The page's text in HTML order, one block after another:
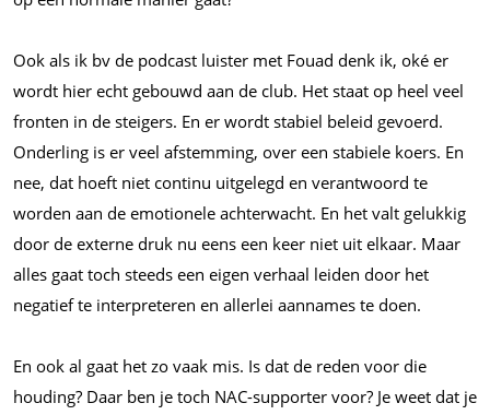
Ook als ik bv de podcast luister met Fouad denk ik, oké er
wordt hier echt gebouwd aan de club. Het staat op heel veel
fronten in de steigers. En er wordt stabiel beleid gevoerd.
Onderling is er veel afstemming, over een stabiele koers. En
nee, dat hoeft niet continu uitgelegd en verantwoord te
worden aan de emotionele achterwacht. En het valt gelukkig
door de externe druk nu eens een keer niet uit elkaar. Maar
alles gaat toch steeds een eigen verhaal leiden door het
negatief te interpreteren en allerlei aannames te doen.
En ook al gaat het zo vaak mis. Is dat de reden voor die
houding? Daar ben je toch NAC-supporter voor? Je weet dat je